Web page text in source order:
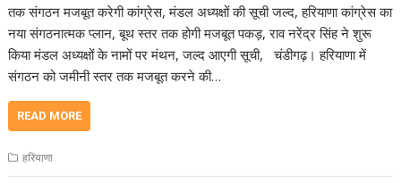
तक संगठन मजबूत करेगी कांग्रेस, मंडल अध्यक्षों की सूची जल्द, हरियाणा कांग्रेस का
नया संगठनात्मक प्लान, बूथ स्तर तक होगी मजबूत पकड़, राव नरेंद्र सिंह ने शुरू
किया मंडल अध्यक्षों के नामों पर मंथन, जल्द आएगी सूची, चंडीगढ़। हरियाणा में
संगठन को जमीनी स्तर तक मजबूत करने की…
READ MORE
हरियाणा